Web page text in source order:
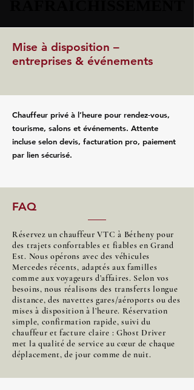
Mise à disposition –
entreprises & événements
Chauffeur privé à l’heure pour rendez‑vous,
tourisme, salons et événements. Attente
incluse selon devis, facturation pro, paiement
par lien sécurisé.
FAQ
Réservez un chauffeur VTC à Bétheny pour
des trajets confortables et fiables en Grand
Est. Nous opérons avec des véhicules
Mercedes récents, adaptés aux familles
comme aux voyageurs d’affaires. Selon vos
besoins, nous réalisons des transferts longue
distance, des navettes gares/aéroports ou des
mises à disposition à l’heure. Réservation
simple, confirmation rapide, suivi du
chauffeur et facture claire : Ghost Driver
met la qualité de service au cœur de chaque
déplacement, de jour comme de nuit.